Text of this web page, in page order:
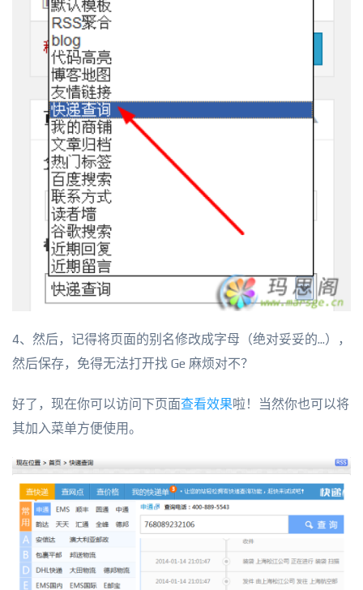
4、然后，记得将页面的别名修改成字母（绝对妥妥的...），
然后保存，免得无法打开找 Ge 麻烦对不？
好了，现在你可以访问下页面查看效果啦！当然你也可以将
其加入菜单方便使用。